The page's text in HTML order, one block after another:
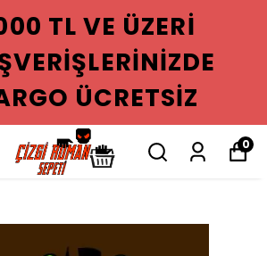
TL VE ÜZERI
ÜCRETSIZ
0